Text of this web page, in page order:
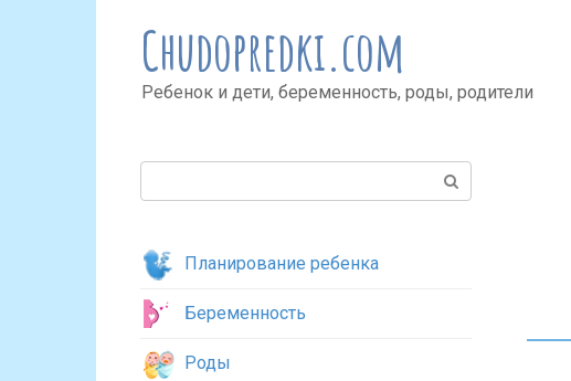
Chudopredki.com
Ребенок и дети, беременность, роды, родители
Планирование ребенка
Беременность
Роды